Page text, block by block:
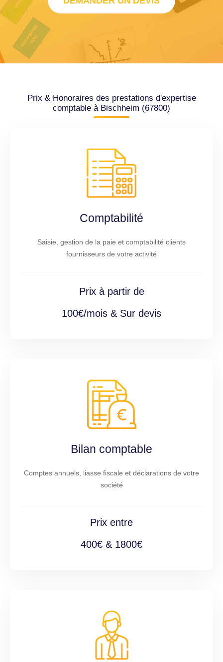
Prix & Honoraires des prestations d'expertise
comptable à Bischheim (67800)
Comptabilité
Saisie, gestion de la paie et comptabilité clients
fournisseurs de votre activité
Prix à partir de
100€/mois & Sur devis
Bilan comptable
Comptes annuels, liasse fiscale et déclarations de votre
société
Prix entre
400€ & 1800€